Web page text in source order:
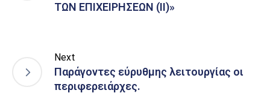
ΤΩΝ ΕΠΙΧΕΙΡΗΣΕΩΝ (ΙΙ)»
Next
Παράγοντες εύρυθμης λειτουργίας οι
περιφερειάρχες.